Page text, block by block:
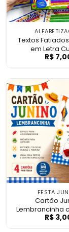
Textos
em Letra
R$
FESTA
Cartão
Lembrancinha
R$